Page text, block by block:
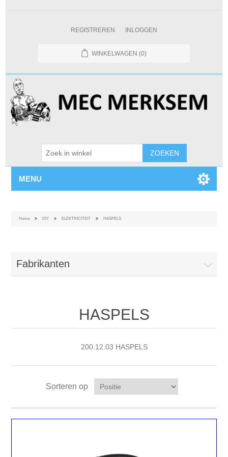
REGISTREREN INLOGGEN
WINKELWAGEN (0)
MENU
Home > DIY > ELEKTRICITEIT > HASPELS
Fabrikanten
HASPELS
200.12.03 HASPELS
Sorteren op